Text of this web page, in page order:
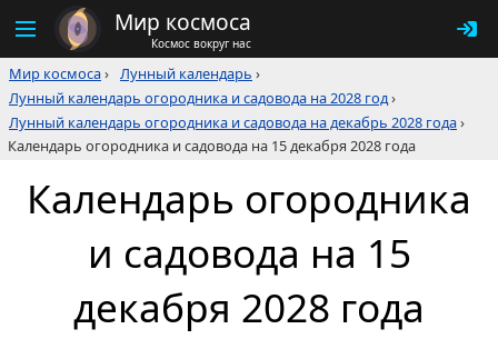
Мир космоса
Космос вокруг нас
Мир космоса› Лунный календарь ›
Лунный календарь огородника и садовода на 2028 год›
Лунный календарь огородника и садовода на декабрь 2028 года›
Календарь огородника и садовода на 15 декабря 2028 года
Календарь огородника
и садовода на 15
декабря 2028 года